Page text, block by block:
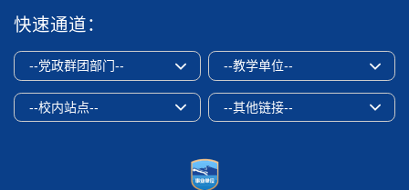
快速通道：
--党政群团部门-- --教学单位--
--校内站点-- --其他链接--